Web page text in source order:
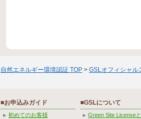
自然エネルギー環境認証 TOP > GSLオフィシャル
■お申込みガイド
初めてのお客様
■GSLについて
Green Site License